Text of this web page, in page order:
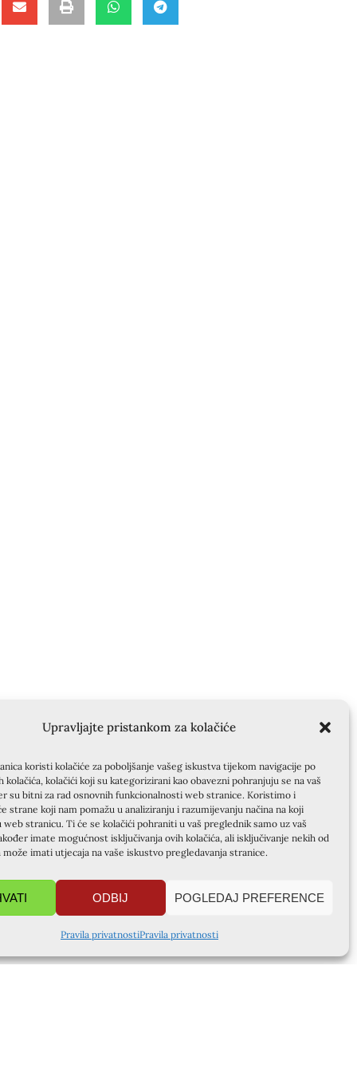
Upravljajte pristankom za kolačiće
koristi kolačiće za poboljšanje vašeg iskustva tijekom navigacije po
kolačića, kolačići koji su kategorizirani kao obavezni pohranjuju se na vaš
su bitni za rad osnovnih funkcionalnosti web stranice. Koristimo i
strane koji nam pomažu u analiziranju i razumijevanju načina na koji
stranicu. Ti će se kolačići pohraniti u vaš preglednik samo uz vaš
imate mogućnost isključivanja ovih kolačića, ali isključivanje nekih od
može imati utjecaja na vaše iskustvo pregledavanja stranice.
ODBIJ POGLEDAJ PREFERENCE
Pravila privatnostiPravila privatnosti